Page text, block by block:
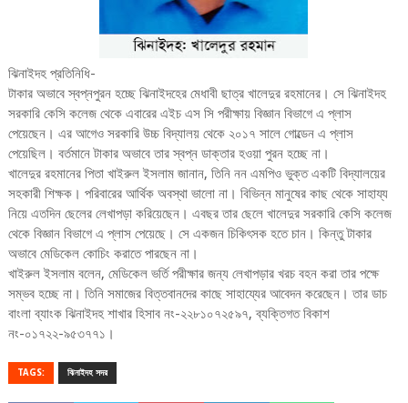
ঝিনাইদহ প্রতিনিধি-
টাকার অভাবে স্বপ্নপুরন হচ্ছে ঝিনাইদহের মেধাবী ছাত্র খালেদুর রহমানের। সে ঝিনাইদহ
সরকারি কেসি কলেজ থেকে এবারের এইচ এস সি পরীক্ষায় বিজ্ঞান বিভাগে এ প্লাস
পেয়েছেন। এর আগেও সরকারি উচ্চ বিদ্যালয় থেকে ২০১৭ সালে গোল্ডেন এ প্লাস
পেয়েছিল। বর্তমানে টাকার অভাবে তার স্বপ্ন ডাক্তার হওয়া পুরন হচ্ছে না।
খালেদুর রহমানের পিতা খাইরুল ইসলাম জানান, তিনি নন এমপিও ভুক্ত একটি বিদ্যালয়ের
সহকারী শিক্ষক। পরিবারের আর্থিক অবস্থা ভালো না। বিভিন্ন মানুষের কাছ থেকে সাহায্য
নিয়ে এতদিন ছেলের লেখাপড়া করিয়েছেন। এবছর তার ছেলে খালেদুর সরকারি কেসি কলেজ
থেকে বিজ্ঞান বিভাগে এ প্লাস পেয়েছে। সে একজন চিকিৎসক হতে চান। কিন্তু টাকার
অভাবে মেডিকেল কোচিং করাতে পারছেন না।
খাইরুল ইসলাম বলেন, মেডিকেল ভর্তি পরীক্ষার জন্য লেখাপড়ার খরচ বহন করা তার পক্ষে
সম্ভব হচ্ছে না। তিনি সমাজের বিত্তবানদের কাছে সাহায্যের আবেদন করেছেন। তার ডাচ
বাংলা ব্যাংক ঝিনাইদহ শাখার হিসাব নং-২২৮১০৭২৫৯৭, ব্যক্তিগত বিকাশ
নং-০১৭২২-৯৫৩৭৭১।
TAGS: ঝিনাইদহ সদর